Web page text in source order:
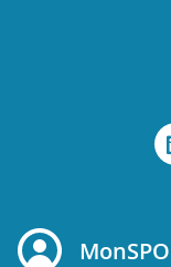
MonSPO